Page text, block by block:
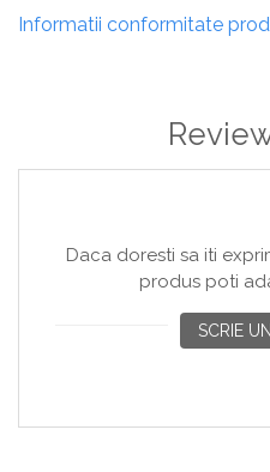
decorarea locuinței sau
Alege buchetul artificial
Informatii conformitate
Daca doresti sa iti
produs poti
SCRIE